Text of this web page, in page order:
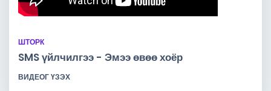
ШТОРК
SMS үйлчилгээ - Эмээ өвөө хоёр
ВИДЕОГ ҮЗЭХ